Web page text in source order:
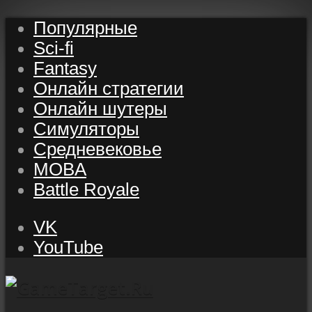
Популярные
Sci-fi
Fantasy
Онлайн стратегии
Онлайн шутеры
Симуляторы
Средневековье
MOBA
Battle Royale
VK
YouTube